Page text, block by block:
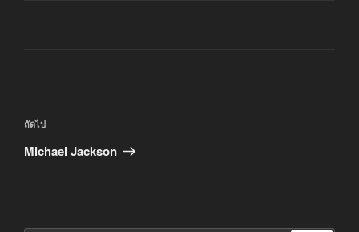
เรื่อง
เรื่อง
ถัด
ถัดไป
Michael Jackson